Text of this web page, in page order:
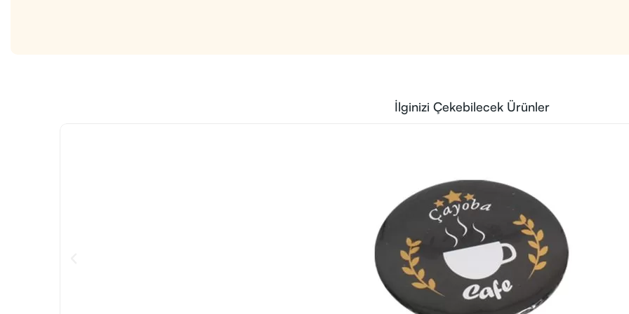
İlginizi Çekebilecek Ürünler